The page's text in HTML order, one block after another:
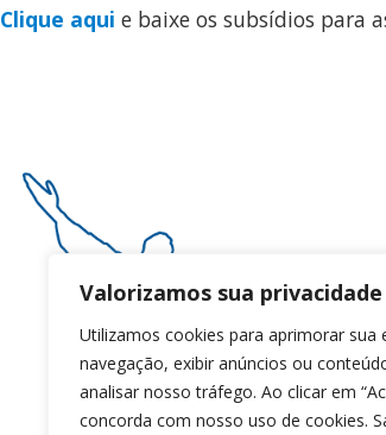
Valorizamos sua privacidade
Utilizamos cookies para aprimorar sua
navegação, exibir anúncios ou
analisar nosso tráfego. Ao clicar em
concorda com nosso uso de cookies.
Clique aqui e baixe os subsídios para